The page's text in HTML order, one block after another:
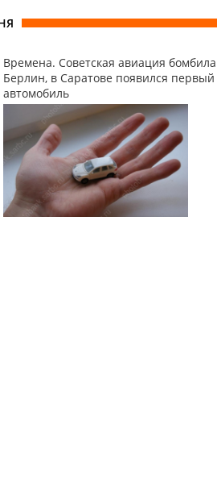
Времена. Советская авиация бомбила
Берлин, в Саратове появился первый
автомобиль